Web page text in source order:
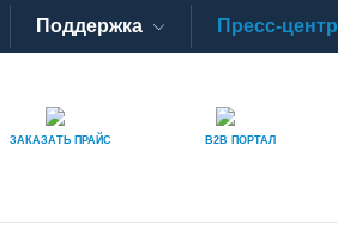
Поддержка Пресс-центр
ЗАКАЗАТЬ ПРАЙС B2B ПОРТАЛ